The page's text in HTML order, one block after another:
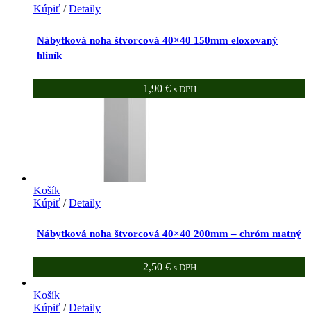
Kúpiť /Detaily
Nábytková noha štvorcová 40×40 150mm eloxovaný
hliník
1,90 € s DPH
Košík
Kúpiť /Detaily
Nábytková noha štvorcová 40×40 200mm – chróm matný
2,50 € s DPH
Košík
Kúpiť /Detaily